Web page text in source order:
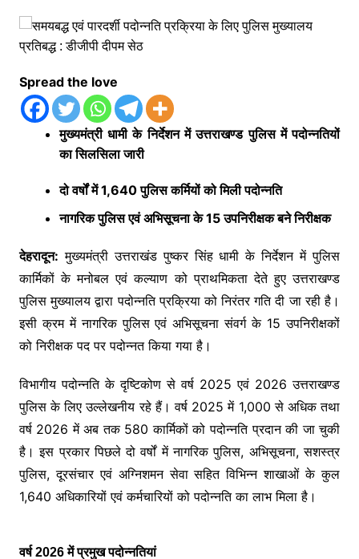
Spread the love
मुख्यमंत्री धामी के निर्देशन में उत्तराखण्ड पुलिस में पदोन्नतियों
का सिलसिला जारी
दो वर्षों में 1,640 पुलिस कर्मियों को मिली पदोन्नति
नागरिक पुलिस एवं अभिसूचना के 15 उपनिरीक्षक बने निरीक्षक
देहरादून: मुख्यमंत्री उत्तराखंड पुष्कर सिंह धामी के निर्देशन में पुलिस
कार्मिकों के मनोबल एवं कल्याण को प्राथमिकता देते हुए उत्तराखण्ड
पुलिस मुख्यालय द्वारा पदोन्नति प्रक्रिया को निरंतर गति दी जा रही है।
इसी क्रम में नागरिक पुलिस एवं अभिसूचना संवर्ग के 15 उपनिरीक्षकों
को निरीक्षक पद पर पदोन्नत किया गया है।
विभागीय पदोन्नति के दृष्टिकोण से वर्ष 2025 एवं 2026 उत्तराखण्ड
पुलिस के लिए उल्लेखनीय रहे हैं। वर्ष 2025 में 1,000 से अधिक तथा
वर्ष 2026 में अब तक 580 कार्मिकों को पदोन्नति प्रदान की जा चुकी
है। इस प्रकार पिछले दो वर्षों में नागरिक पुलिस, अभिसूचना, सशस्त्र
पुलिस, दूरसंचार एवं अग्निशमन सेवा सहित विभिन्न शाखाओं के कुल
1,640 अधिकारियों एवं कर्मचारियों को पदोन्नति का लाभ मिला है।
वर्ष 2026 में प्रमुख पदोन्नतियां